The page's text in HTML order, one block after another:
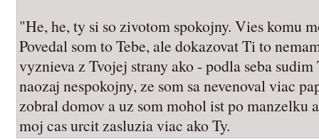
"He, he, ty si so zivotom spokojny. Vies komu
Povedal som to Tebe, ale dokazovat Ti to
vyznieva z Tvojej strany ako - podla seba
naozaj nespokojny, ze som sa nevenoval viac
zobral domov a uz som mohol ist po manzelku
moj cas urcit zasluzia viac ako Ty.